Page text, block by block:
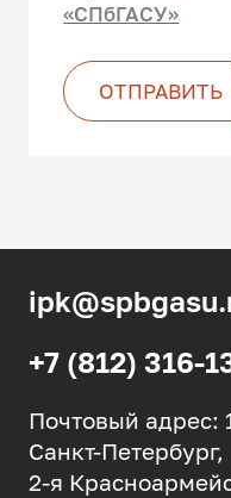
ОТПРАВИТЬ
«СПбГАСУ»
+7 (812) 316-
Почтовый адрес:
Санкт-Петербург,
2-я